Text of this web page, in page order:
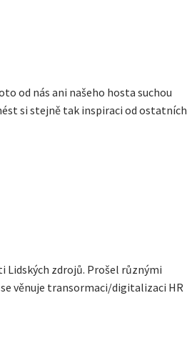
od nás ani našeho hosta suchou
si stejně tak inspiraci od ostatních
Lidských zdrojů. Prošel různými
věnuje transormaci/digitalizaci HR